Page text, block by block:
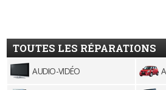
TOUTES LES RÉPARATIONS
AUDIO-VIDÉO